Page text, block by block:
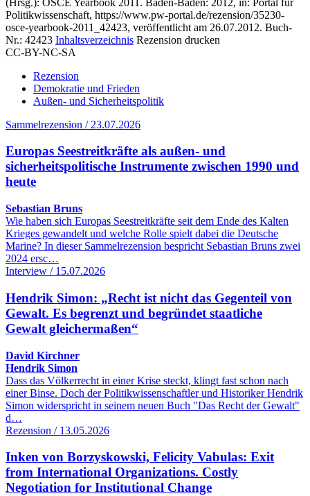
Politikwissenschaft, https://www.pw-portal.de/rezension/35230-
osce-yearbook-2011_42423, veröffentlicht am 26.07.2012. Buch-
Nr.: 42423 Inhaltsverzeichnis Rezension drucken
CC-BY-NC-SA
Rezension
Demokratie und Frieden
Außen- und Sicherheitspolitik
Sammelrezension / 23.07.2026
Europas Seestreitkräfte als außen- und
sicherheitspolitische Instrumente zwischen 1990 und
heute
Sebastian Bruns
Wie haben sich Europas Seestreitkräfte seit dem Ende des Kalten
Krieges gewandelt und welche Rolle spielt dabei die Deutsche
Marine? In dieser Sammelrezension bespricht Sebastian Bruns zwei
2024 ersc…
Interview / 15.07.2026
Hendrik Simon: „Recht ist nicht das Gegenteil von
Gewalt. Es begrenzt und begründet staatliche
Gewalt gleichermaßen“
David Kirchner
Hendrik Simon
Dass das Völkerrecht in einer Krise steckt, klingt fast schon nach
einer Binse. Doch der Politikwissenschaftler und Historiker Hendrik
Simon widerspricht in seinem neuen Buch "Das Recht der Gewalt"
d…
Rezension / 13.05.2026
Inken von Borzyskowski, Felicity Vabulas: Exit
from International Organizations. Costly
Negotiation for Institutional Change